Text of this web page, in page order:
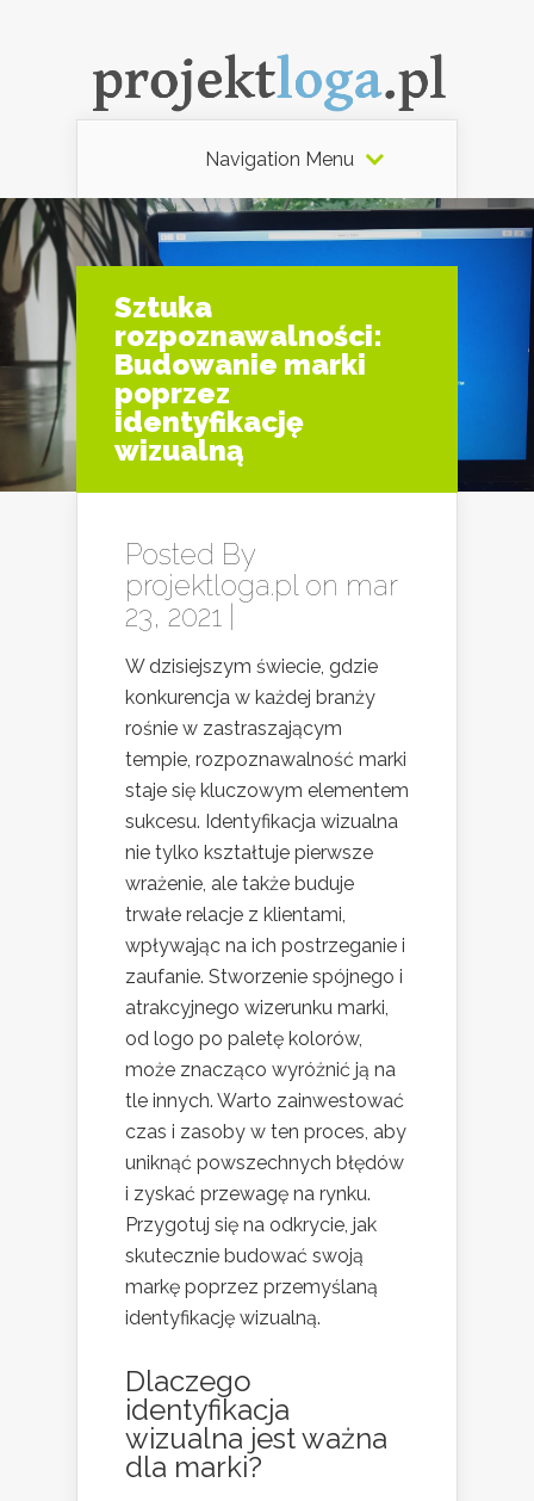
Navigation Menu
Sztuka
rozpoznawalności:
Budowanie marki
poprzez
identyfikację
wizualną
Posted By
projektloga.pl on mar
23, 2021 |
W dzisiejszym świecie, gdzie
konkurencja w każdej branży
rośnie w zastraszającym
tempie, rozpoznawalność marki
staje się kluczowym elementem
sukcesu. Identyfikacja wizualna
nie tylko kształtuje pierwsze
wrażenie, ale także buduje
trwałe relacje z klientami,
wpływając na ich postrzeganie i
zaufanie. Stworzenie spójnego i
atrakcyjnego wizerunku marki,
od logo po paletę kolorów,
może znacząco wyróżnić ją na
tle innych. Warto zainwestować
czas i zasoby w ten proces, aby
uniknąć powszechnych błędów
i zyskać przewagę na rynku.
Przygotuj się na odkrycie, jak
skutecznie budować swoją
markę poprzez przemyślaną
identyfikację wizualną.
Dlaczego
identyfikacja
wizualna jest ważna
dla marki?